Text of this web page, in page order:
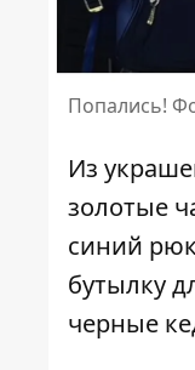
Попались!
Из
золотые
синий
бутылку
черные